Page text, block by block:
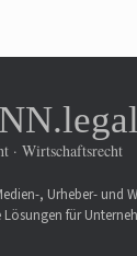
· Wirtschaftsrecht
, Urheber- und
für